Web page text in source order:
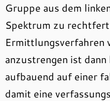
Gruppe aus dem
Spektrum zu
Ermittlungsverfahren
anzustrengen ist
aufbauend auf einer
damit eine